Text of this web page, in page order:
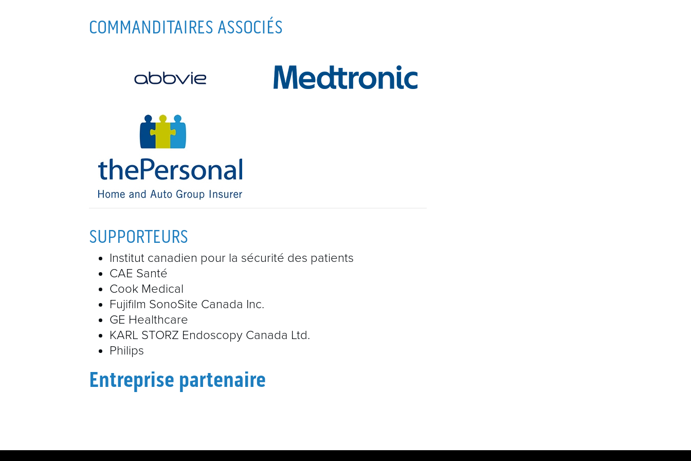
COMMANDITAIRES ASSOCIÉS
SUPPORTEURS
Institut canadien pour la sécurité des patients
CAE Santé
Cook Medical
Fujifilm SonoSite Canada Inc.
GE Healthcare
KARL STORZ Endoscopy Canada Ltd.
Philips
Entreprise partenaire